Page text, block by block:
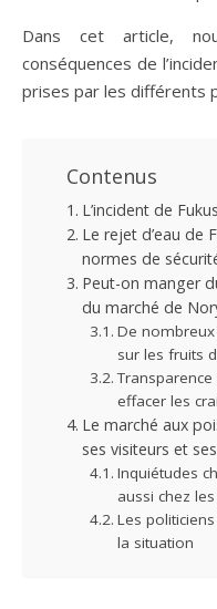
Dans cet article,
conséquences de
prises par les différents
Contenus
L’incident de
Le rejet d’eau de
normes de
Peut-on manger
du marché de
De
sur les fruits
effacer les
Le marché aux
ses visiteurs et
Inquiétudes
aussi chez
Les
la situation